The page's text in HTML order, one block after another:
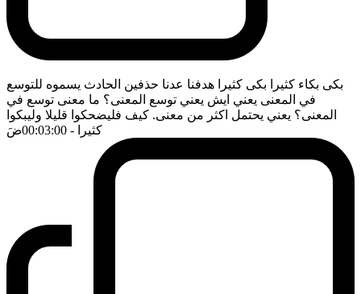
بكى بكاء كثيرا بكى كثيرا هدفنا عدنا حذفين الحادث يسموه للتوسع
في المعنى يعني ايش يعني توسع المعنى؟ ما معنى توسع في
المعنى؟ يعني يحتمل اكثر من معنى. كيف فليضحكوا قليلا وليبكوا
كثيرا - 00:03:00 ضَ